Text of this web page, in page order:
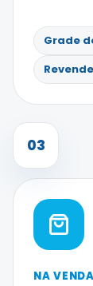
Grade
03
NA VENDA